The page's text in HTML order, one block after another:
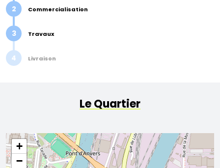
2 Commercialisation
3 Travaux
4 Livraison
Le Quartier
+
−